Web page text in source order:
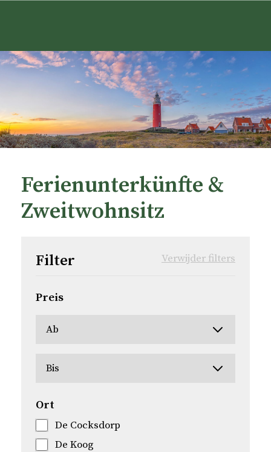
Ferienunterkünfte &
Zweitwohnsitz
Filter Verwijder filters
Preis
Ort
De Cocksdorp
De Koog